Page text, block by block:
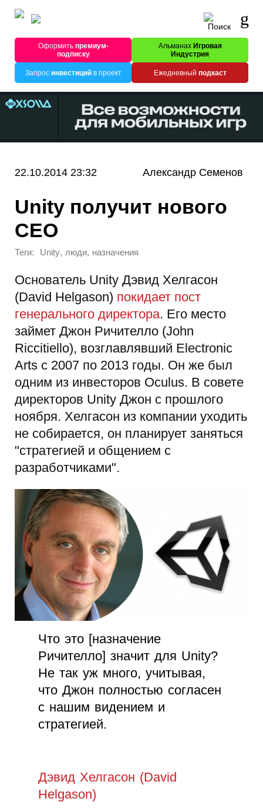
Оформитьпремиум-
подписку
Альманах Игровая
Индустрия
Запрос инвестицийв проект Ежедневный подкаст
22.10.2014 23:32 Александр Семенов
Unity получит нового
CEO
Теги: Unity, люди, назначения
Основатель Unity Дэвид Хелгасон
(David Helgason) покидает пост
генерального директора. Его место
займет Джон Ричителло (John
Riccitiello), возглавлявший Electronic
Arts с 2007 по 2013 годы. Он же был
одним из инвесторов Oculus. В совете
директоров Unity Джон c прошлого
ноября. Хелгасон из компании уходить
не собирается, он планирует заняться
"стратегией и общением с
разработчиками".
Что это [назначение
Ричителло] значит для Unity?
Не так уж много, учитывая,
что Джон полностью согласен
с нашим видением и
стратегией.
Дэвид Хелгасон (David
Helgason)